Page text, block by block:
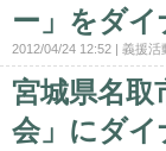
ー」をダイ
2012/04/24 12:52 義援活
宮城県名
会」にダイ